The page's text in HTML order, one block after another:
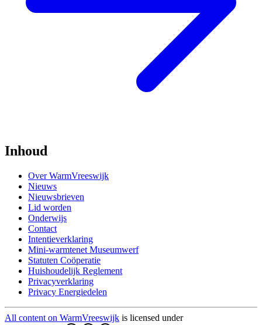
Inhoud
Over WarmVreeswijk
Nieuws
Nieuwsbrieven
Lid worden
Onderwijs
Contact
Intentieverklaring
Mini-warmtenet Museumwerf
Statuten Coöperatie
Huishoudelijk Reglement
Privacyverklaring
Privacy Energiedelen
All content on WarmVreeswijk is licensed under